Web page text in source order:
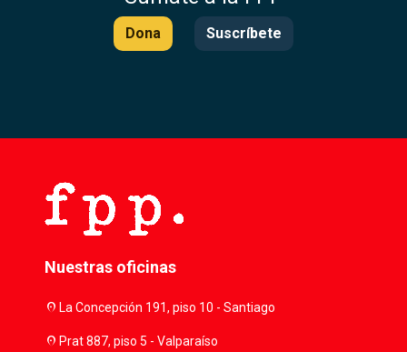
Dona Suscríbete
Nuestras oficinas
location_onLa Concepción 191, piso 10 - Santiago
location_onPrat 887, piso 5 - Valparaíso